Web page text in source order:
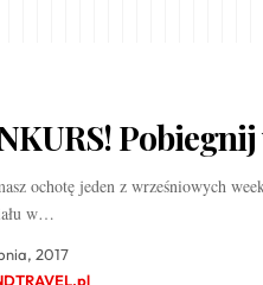
ochotę jeden z wrześniowych
w…
2017